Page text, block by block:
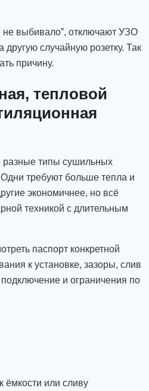
не выбивало”, отключают УЗО
случайную розетку. Так
причину.
тепловой
разные типы сушильных
требуют больше тепла и
экономичнее, но всё
техникой с длительным
паспорт конкретной
к установке, зазоры, слив
и ограничения по
ёмкости или сливу